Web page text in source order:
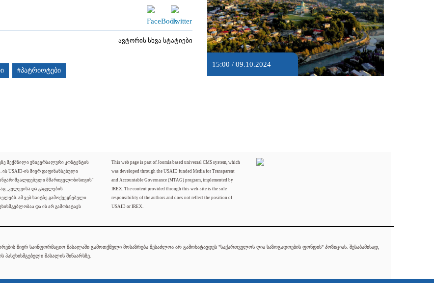
ავტორის სხვა სტატიები
#პატრიოტები
15:00 / 09.10.2024
შექმნილი უნივერსალური კონტენტის
ის USAID-ის მიერ დაფინანსებული
მმართველობისთვის"
„კვლევისა და გაცვლების
ამ ვებ საიტზე გამოქვეყნებული
და ის არ გამოხატავს
This web page is part of Joomla based universal CMS system, which
was developed through the USAID funded Media for Transparent
and Accountable Governance (MTAG) program, implemented by
IREX. The content provided through this web-site is the sole
responsibility of the authors and does not reflect the position of
USAID or IREX.
მიერ საინფორმაციო მასალაში გამოთქმული მოსაზრება შესაძლოა არ გამოხატავდეს "საქართველოს ღია საზოგადოების ფონდის" პოზიციას. შესაბამისად,
პასუხისმგებელი მასალის შინაარსზე.